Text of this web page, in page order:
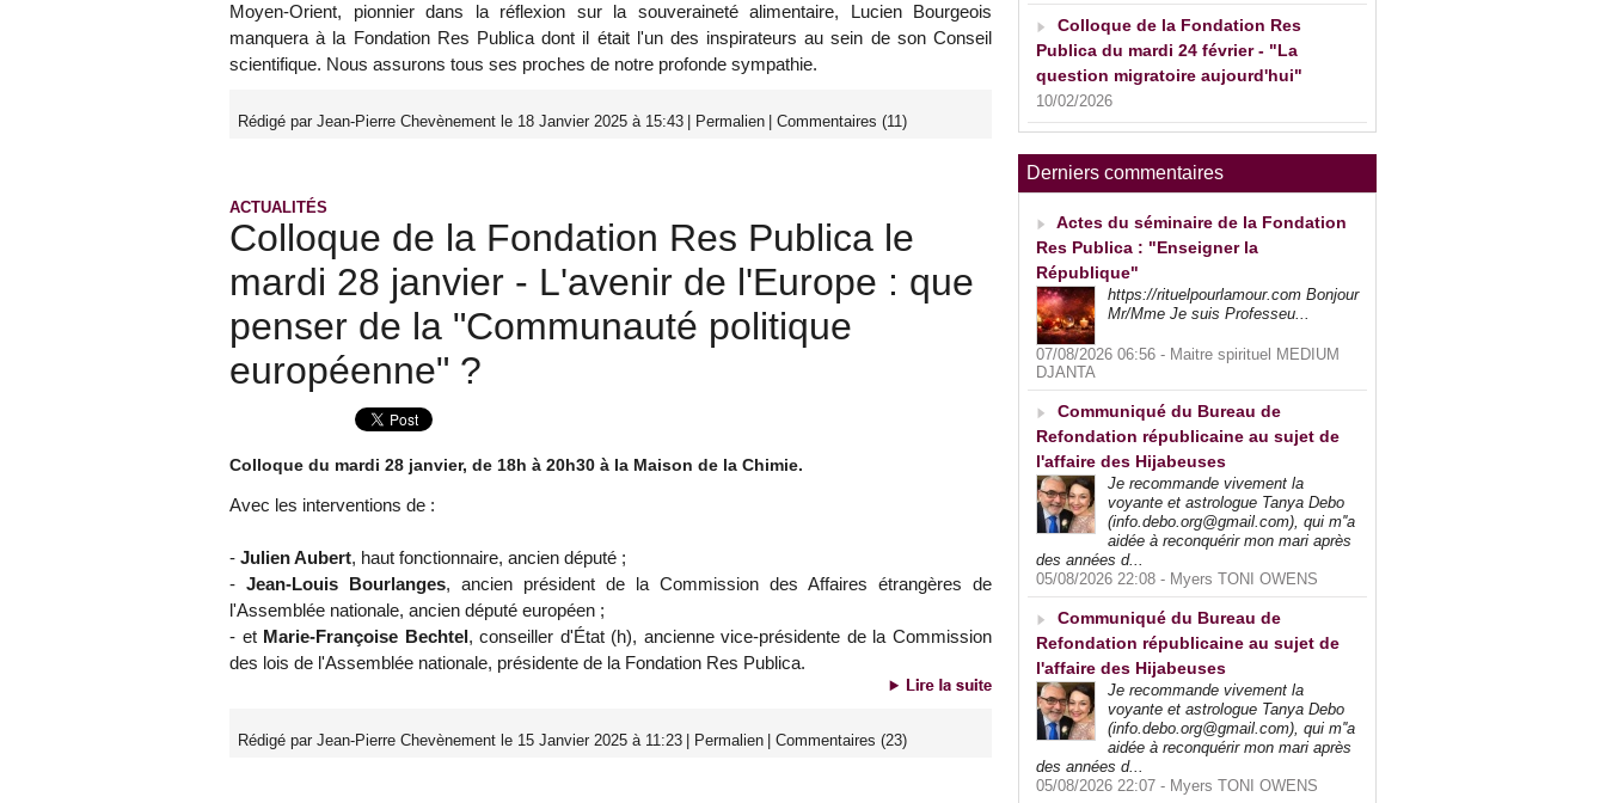
Moyen-Orient, pionnier dans la réflexion sur la souveraineté alimentaire, Lucien Bourgeois
manquera à la Fondation Res Publica dont il était l'un des inspirateurs au sein de son Conseil
scientifique. Nous assurons tous ses proches de notre profonde sympathie.
Rédigé par Jean-Pierre Chevènement le 18 Janvier 2025 à 15:43 Permalien Commentaires (11)
ACTUALITÉS
Colloque de la Fondation Res Publica le
mardi 28 janvier - L'avenir de l'Europe : que
penser de la "Communauté politique
européenne" ?
Colloque du mardi 28 janvier, de 18h à 20h30 à la Maison de la Chimie.
Avec les interventions de :
- Julien Aubert, haut fonctionnaire, ancien député ;
- Jean-Louis Bourlanges, ancien président de la Commission des Affaires étrangères de
l'Assemblée nationale, ancien député européen ;
- et Marie-Françoise Bechtel, conseiller d'État (h), ancienne vice-présidente de la Commission
des lois de l'Assemblée nationale, présidente de la Fondation Res Publica.
Rédigé par Jean-Pierre Chevènement le 15 Janvier 2025 à 11:23 Permalien Commentaires (23)
Colloque de la Fondation Res
Publica du mardi 24 février - "La
question migratoire aujourd'hui"
10/02/2026
Derniers commentaires
Actes du séminaire de la Fondation
Res Publica : "Enseigner la
République"
https://rituelpourlamour.com Bonjour
Mr/Mme Je suis Professeu...
07/08/2026 06:56 - Maitre spirituel MEDIUM
DJANTA
Communiqué du Bureau de
Refondation républicaine au sujet de
l'affaire des Hijabeuses
Je recommande vivement la
voyante et astrologue Tanya Debo
(info.debo.org@gmail.com), qui m''a
aidée à reconquérir mon mari après
des années d...
05/08/2026 22:08 - Myers TONI OWENS
Communiqué du Bureau de
Refondation républicaine au sujet de
l'affaire des Hijabeuses
Je recommande vivement la
voyante et astrologue Tanya Debo
(info.debo.org@gmail.com), qui m''a
aidée à reconquérir mon mari après
des années d...
05/08/2026 22:07 - Myers TONI OWENS